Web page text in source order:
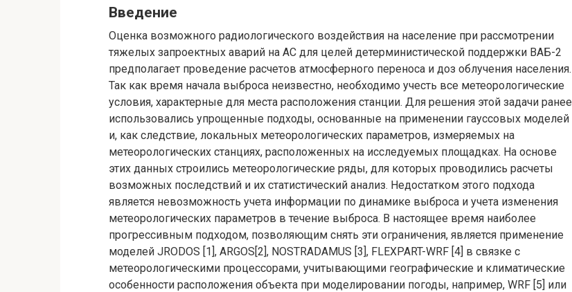
Введение
Оценка возможного радиологического воздействия на население при рассмотрении
тяжелых запроектных аварий на АС для целей детерминистической поддержки ВАБ-2
предполагает проведение расчетов атмосферного переноса и доз облучения населения.
Так как время начала выброса неизвестно, необходимо учесть все метеорологические
условия, характерные для места расположения станции. Для решения этой задачи ранее
использовались упрощенные подходы, основанные на применении гауссовых моделей
и, как следствие, локальных метеорологических параметров, измеряемых на
метеорологических станциях, расположенных на исследуемых площадках. На основе
этих данных строились метеорологические ряды, для которых проводились расчеты
возможных последствий и их статистический анализ. Недостатком этого подхода
является невозможность учета информации по динамике выброса и учета изменения
метеорологических параметров в течение выброса. В настоящее время наиболее
прогрессивным подходом, позволяющим снять эти ограничения, является применение
моделей JRODOS [1], ARGOS[2], NOSTRADAMUS [3], FLEXPART-WRF [4] в связке с
метеорологическими процессорами, учитывающими географические и климатические
особенности расположения объекта при моделировании погоды, например, WRF [5] или